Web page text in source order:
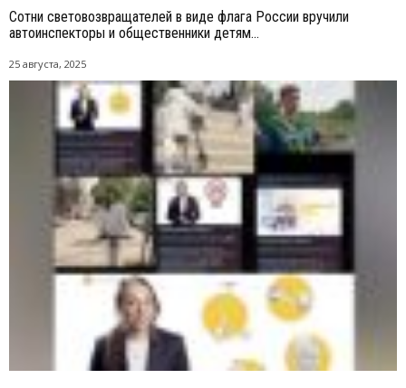
Сотни световозвращателей в виде флага России вручили
автоинспекторы и общественники детям...
25 августа, 2025